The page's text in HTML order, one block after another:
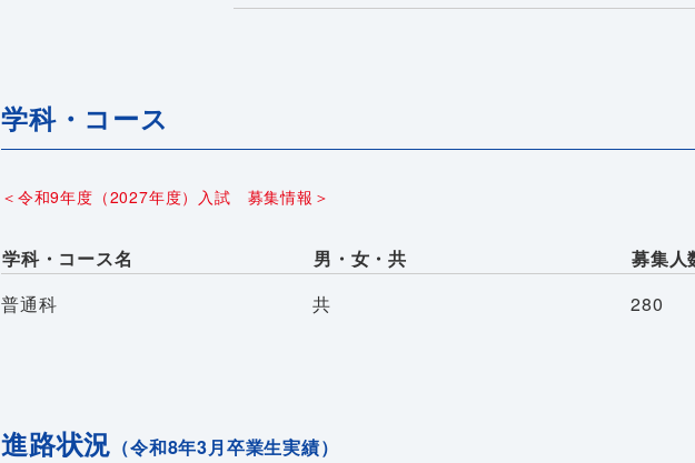
学科・コース
＜令和9年度（2027年度）入試 募集情報＞
学科・コース名 男・女・共
募集人
普通科
共 280
進路状況 （令和8年3月卒業生実績）